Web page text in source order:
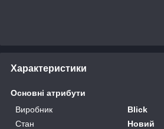
Характеристики
Основні атрибути
Виробник
Blick
Стан
Новий